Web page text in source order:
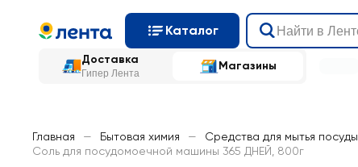
Каталог
Доставка
Гипер Лента
Магазины
Главная — Бытовая химия — Средства для мытья посуды
Соль для посудомоечной машины 365 ДНЕЙ, 800г